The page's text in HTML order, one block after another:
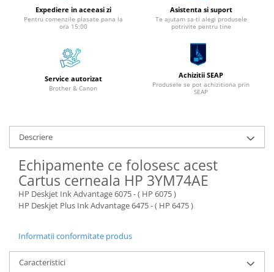
Clipboard-uri
Accesorii pentru Arhivare
Articole Ambalare
Sfoară
Mape
Rechizite Școlare
Ghiozdane / Genți
Penare
Accesorii pentru Pictură
Caiete
Coperți Caiete / Cărți
Expediere in aceeasi zi
Pentru comenzile plasate pana la
ora 15:00
Asistenta si suport
Te ajutam sa-ti alegi produsele
potrivite pentru tine
Service autorizat
Brother & Canon
Achizitii SEAP
Produsele se pot achizitiona prin
SEAP
Descriere
Echipamente ce folosesc acest
Cartus cerneala HP 3YM74AE
HP Deskjet Ink Advantage 6075 - ( HP 6075 )
HP Deskjet Plus Ink Advantage 6475 - ( HP 6475 )
Informatii conformitate produs
Caracteristici